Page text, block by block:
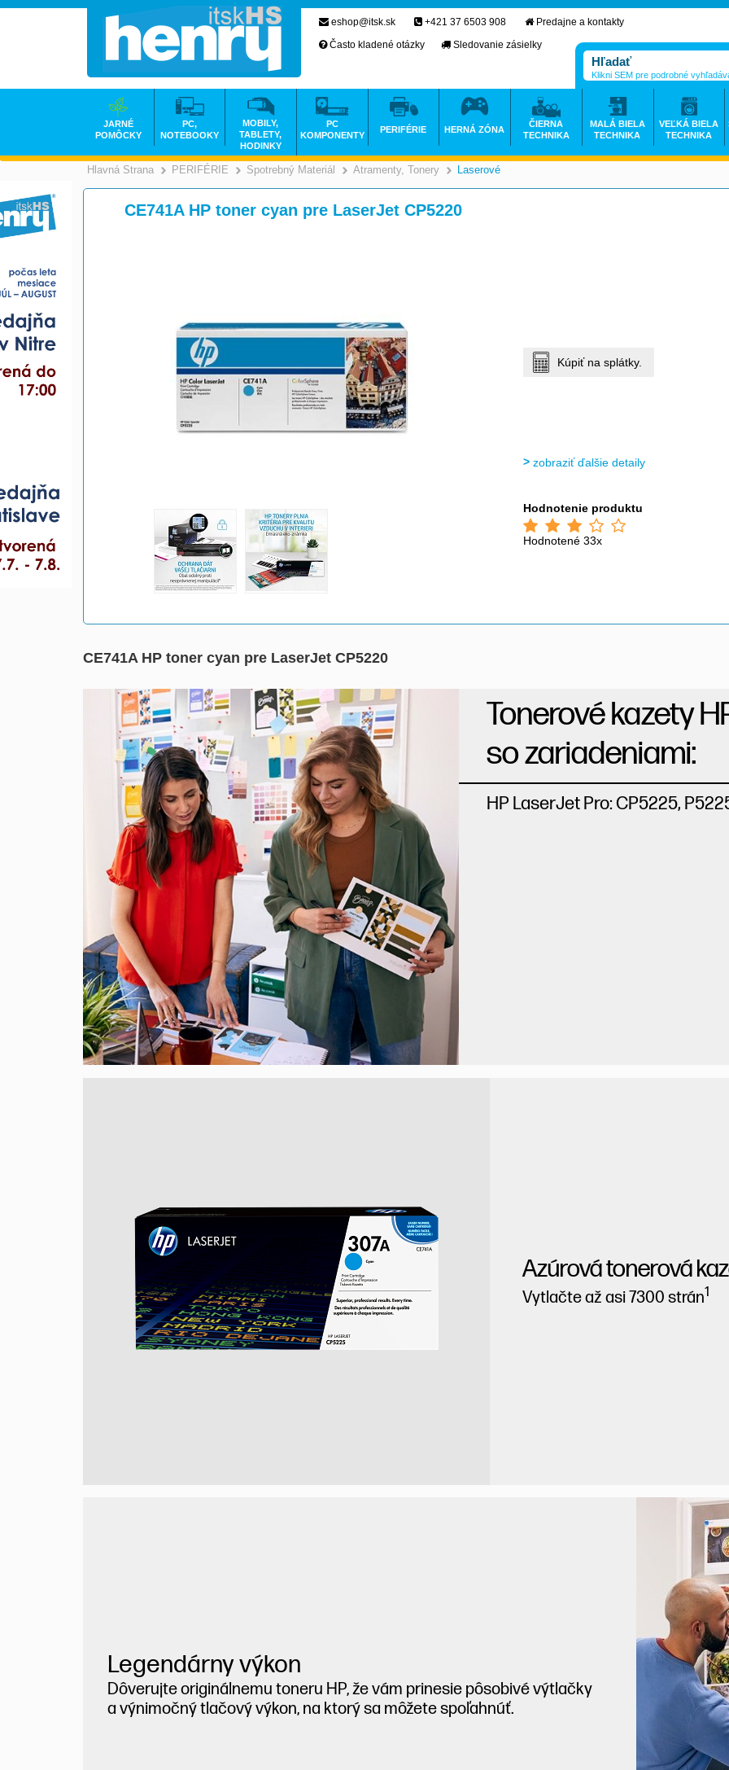
Hlavná Strana >
PERIFÉRIE >
Spotrebný Materiál >
Atramenty, Tonery >Laserové
CE741A HP toner cyan pre LaserJet CP5220
Kúpiť na splátky.
zobraziť ďalšie detaily
Hodnotenie produktu
Hodnotené 33x
CE741A HP toner cyan pre LaserJet CP5220
Tonerové kazety
so zariadeniami:
HP LaserJet Pro: CP5225,
Azúrová tonerová
Vytlačte až asi 7300 strán1
Legendárny výkon
Dôverujte originálnemu toneru HP, že vám prinesie pôsobivé výtlačky
a výnimočný tlačový výkon, na ktorý sa môžete spoľahnúť.
eshop@itsk.sk +421 37 6503 908
Predajne a kontakty
Často kladené otázky
Sledovanie zásielky
Klikni SEM pre podrobné
JARNÉ
POMÔCKY
PC,
NOTEBOOKY
MOBILY,
TABLETY,
HODINKY
PC
KOMPONENTY
PERIFÉRIE HERNÁ ZÓNA
ČIERNA
TECHNIKA
MALÁ BIELA
TECHNIKA
VEĽKÁ BIELA
TECHNIKA